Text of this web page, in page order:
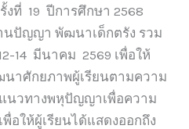
งที่ 19 ปีการศึกษา 2568
ปัญญา พัฒนาเด็กตรัง รวม
14 มีนาคม 2569 เพื่อให้
นาศักยภาพผู้เรียนตามความ
นวทางพหุปัญญาเพื่อความ
อให้ผู้เรียนได้แสดงออกถึง